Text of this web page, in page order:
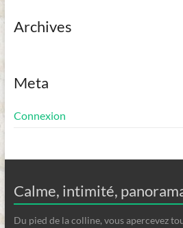
Archives
Meta
Connexion
Calme, intimité,
Du pied de la colline, vous apercevez